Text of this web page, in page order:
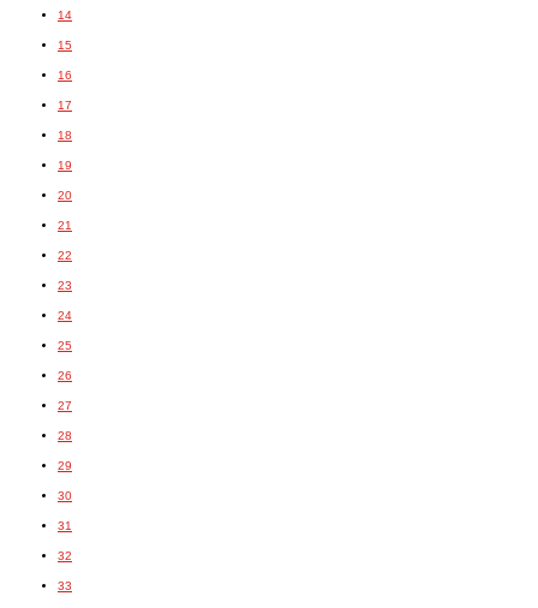
14
15
16
17
18
19
20
21
22
23
24
25
26
27
28
29
30
31
32
33